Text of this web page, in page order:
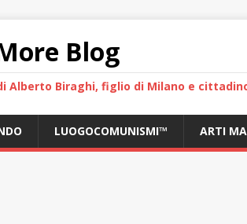
Blog
Alberto Biraghi, figlio di Milano e
LUOGOCOMUNISMI™ ARTI